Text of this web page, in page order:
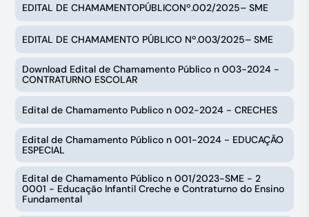
EDITAL DE CHAMAMENTOPÚBLICONº.002/2025– SME
EDITAL DE CHAMAMENTO PÚBLICO Nº.003/2025– SME
Download Edital de Chamamento Público n 003-2024 -
CONTRATURNO ESCOLAR
Edital de Chamamento Publico n 002-2024 - CRECHES
Edital de Chamamento Público n 001-2024 - EDUCAÇÃO
ESPECIAL
Edital de Chamamento Público n 001/2023-SME - 2
0001 - Educação Infantil Creche e Contraturno do Ensino
Fundamental